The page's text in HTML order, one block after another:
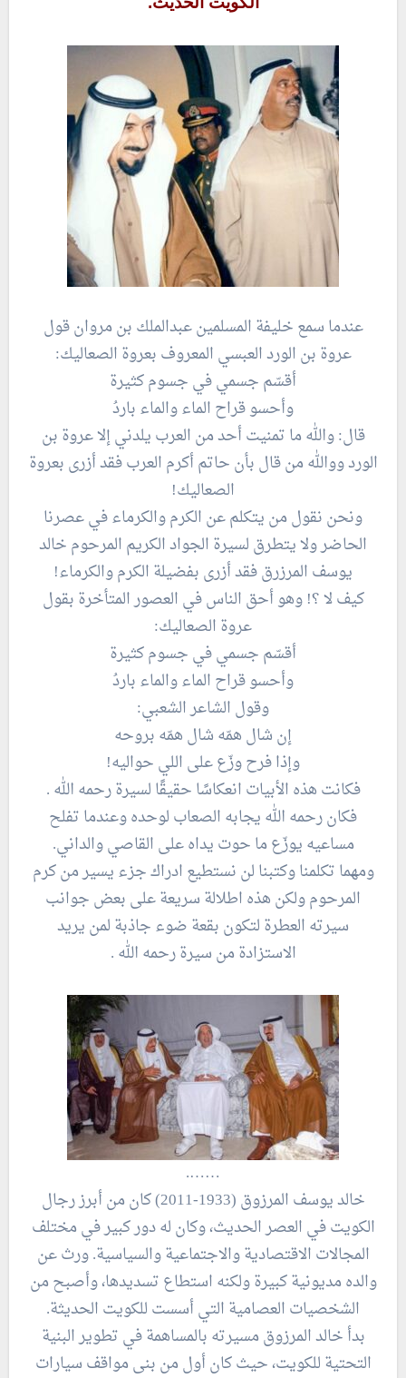
عندما سمع خليفة المسلمين عبدالملك بن مروان قول
عروة بن الورد العبسي المعروف بعروة الصعاليك:
أقسّم جسمي في جسوم كثيرة
وأحسو قراح الماء والماء باردُ
قال: والله ما تمنيت أحد من العرب يلدني إلا عروة بن
الورد ووالله من قال بأن حاتم أكرم العرب فقد أزرى بعروة
الصعاليك!
ونحن نقول من يتكلم عن الكرم والكرماء في عصرنا
الحاضر ولا يتطرق لسيرة الجواد الكريم المرحوم خالد
يوسف المرزرق فقد أزرى بفضيلة الكرم والكرماء!
كيف لا ؟! وهو أحق الناس في العصور المتأخرة بقول
عروة الصعاليك:
أقسّم جسمي في جسوم كثيرة
وأحسو قراح الماء والماء باردُ
وقول الشاعر الشعبي:
إن شال همّه شال همّه بروحه
وإذا فرح وزّع على اللي حواليه!
فكانت هذه الأبيات انعكاسًا حقيقًا لسيرة رحمه الله .
فكان رحمه الله يجابه الصعاب لوحده وعندما تفلح
مساعيه يوزّع ما حوت يداه على القاصي والداني.
ومهما تكلمنا وكتبنا لن نستطيع ادراك جزء يسير من كرم
المرحوم ولكن هذه اطلالة سريعة على بعض جوانب
سيرته العطرة لتكون بقعة ضوء جاذبة لمن يريد
الاستزادة من سيرة رحمه الله .
…….
خالد يوسف المرزوق (1933-2011) كان من أبرز رجال
الكويت في العصر الحديث، وكان له دور كبير في مختلف
المجالات الاقتصادية والاجتماعية والسياسية. ورث عن
والده مديونية كبيرة ولكنه استطاع تسديدها، وأصبح من
الشخصيات العصامية التي أسست للكويت الحديثة.
بدأ خالد المرزوق مسيرته بالمساهمة في تطوير البنية
التحتية للكويت، حيث كان أول من بنى مواقف سيارات